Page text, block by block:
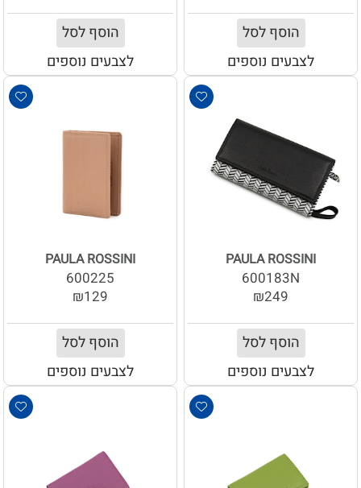
הוסף לסל
לצבעים נוספים
הוסף לסל
לצבעים נוספים
PAULA ROSSINI
600183N
₪249
הוסף לסל
לצבעים נוספים
PAULA ROSSINI
600225
₪129
הוסף לסל
לצבעים נוספים